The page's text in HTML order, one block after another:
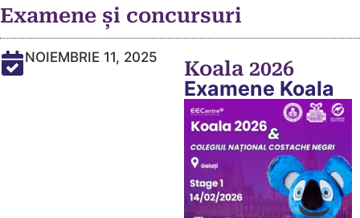
Examene și concursuri
NOIEMBRIE 11, 2025 Koala 2026
Examene Koala